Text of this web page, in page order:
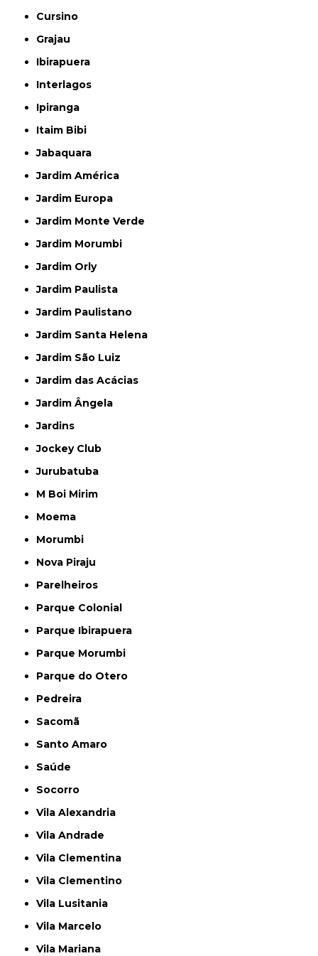
Cursino
Grajau
Ibirapuera
Interlagos
Ipiranga
Itaim Bibi
Jabaquara
Jardim América
Jardim Europa
Jardim Monte Verde
Jardim Morumbi
Jardim Orly
Jardim Paulista
Jardim Paulistano
Jardim Santa Helena
Jardim São Luiz
Jardim das Acácias
Jardim Ângela
Jardins
Jockey Club
Jurubatuba
M Boi Mirim
Moema
Morumbi
Nova Piraju
Parelheiros
Parque Colonial
Parque Ibirapuera
Parque Morumbi
Parque do Otero
Pedreira
Sacomã
Santo Amaro
Saúde
Socorro
Vila Alexandria
Vila Andrade
Vila Clementina
Vila Clementino
Vila Lusitania
Vila Marcelo
Vila Mariana